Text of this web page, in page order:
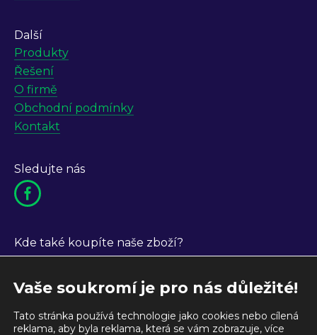
Další
Produkty
Řešení
O firmě
Obchodní podmínky
Kontakt
Sledujte nás
Kde také koupíte naše zboží?
Vaše soukromí je pro nás důležité!
Tato stránka používá technologie jako cookies nebo cílená
reklama, aby byla reklama, která se vám zobrazuje, více